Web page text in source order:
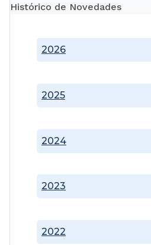
Histórico de Novedades
2022
2023
2024
2025
2026